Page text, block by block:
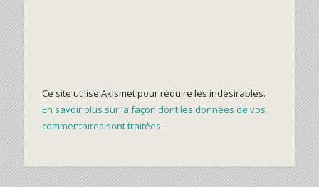
Ce site utilise Akismet pour réduire les indésirables.
En savoir plus sur la façon dont les données de vos
commentaires sont traitées.